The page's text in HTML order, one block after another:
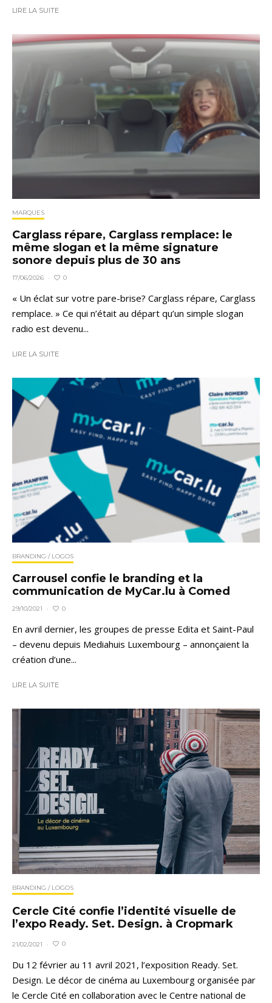
LIRE LA SUITE
MARQUES
Carglass répare, Carglass remplace: le
même slogan et la même signature
sonore depuis plus de 30 ans
17/06/2026 · 0
« Un éclat sur votre pare-brise? Carglass répare, Carglass
remplace. » Ce qui n’était au départ qu’un simple slogan
radio est devenu...
LIRE LA SUITE
BRANDING / LOGOS
Carrousel confie le branding et la
communication de MyCar.lu à Comed
29/10/2021 · 0
En avril dernier, les groupes de presse Edita et Saint-Paul
– devenu depuis Mediahuis Luxembourg – annonçaient la
création d’une...
LIRE LA SUITE
BRANDING / LOGOS
Cercle Cité confie l’identité visuelle de
l’expo Ready. Set. Design. à Cropmark
21/02/2021 · 0
Du 12 février au 11 avril 2021, l’exposition Ready. Set.
Design. Le décor de cinéma au Luxembourg organisée par
le Cercle Cité en collaboration avec le Centre national de